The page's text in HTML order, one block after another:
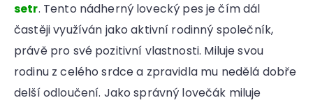
setr. Tento nádherný lovecký pes je čím dál
častěji využíván jako aktivní rodinný společník,
právě pro své pozitivní vlastnosti. Miluje svou
rodinu z celého srdce a zpravidla mu nedělá dobře
delší odloučení. Jako správný lovečák miluje